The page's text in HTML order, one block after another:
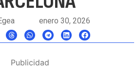
enero 30, 2026
Publicidad